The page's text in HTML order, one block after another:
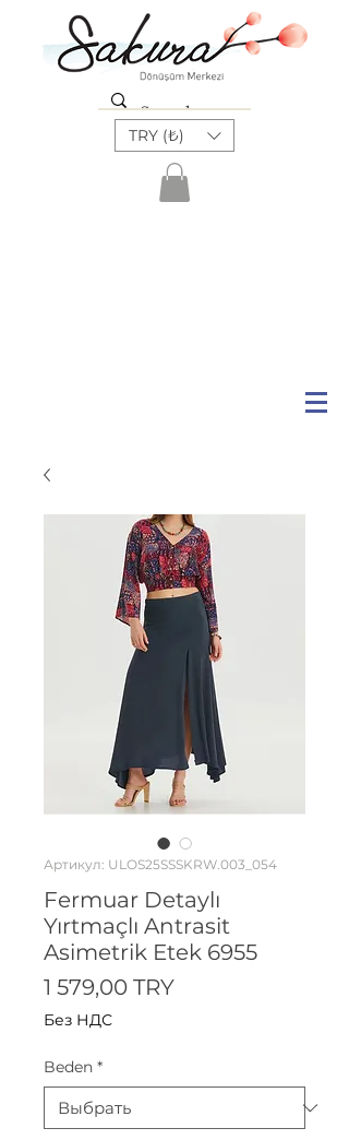
TRY (₺)
Артикул: ULOS25SSSKRW.003_054
Fermuar Detaylı
Yırtmaçlı Antrasit
Asimetrik Etek 6955
1 579,00 TRYЦена
Без НДС
Beden *